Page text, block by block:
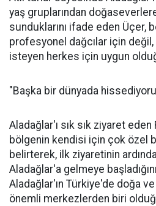
yaş gruplarından
sunduklarını ifade eden Üçer,
profesyonel dağcılar için
isteyen herkes için uygun
"Başka bir dünyada
Aladağlar'ı sık sık ziyaret eden
bölgenin kendisi için çok özel
belirterek, ilk ziyaretinin
Aladağlar'a gelmeye
Aladağlar'ın Türkiye'de doğa ve
önemli merkezlerden biri